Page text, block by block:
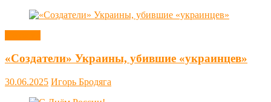
«Создатели» Украины, убившие «украинцев»
30.06.2025 Игорь Бродяга